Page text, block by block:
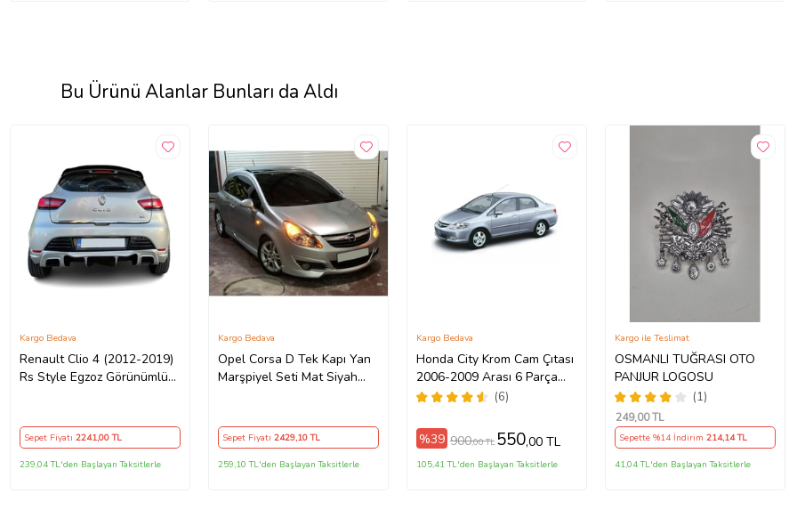
Bu Ürünü Alanlar Bunları da Aldı
Renault Clio 4 (2012-2019)
Rs Style Egzoz Görünümlü
Kargo Bedava
Sepet Fiyatı 2241,00 TL
239,04 TL'den Başlayan Taksitlerle
Opel Corsa D Tek Kapı Yan
Marşpiyel Seti Mat Siyah
Kargo Bedava
Sepet Fiyatı 2429,10 TL
259,10 TL'den Başlayan Taksitlerle
Honda City Krom Cam Çıtası
2006-2009 Arası 6 Parça
Paslanmaz Çelik
(6)
Kargo Bedava
%39 900,00 TL 550,00 TL
105,41 TL'den Başlayan Taksitlerle
OSMANLI TUĞRASI OTO
PANJUR LOGOSU
(1)
Kargo ile Teslimat
249,00 TL
Sepette %14 İndirim214,14 TL
41,04 TL'den Başlayan Taksitlerle